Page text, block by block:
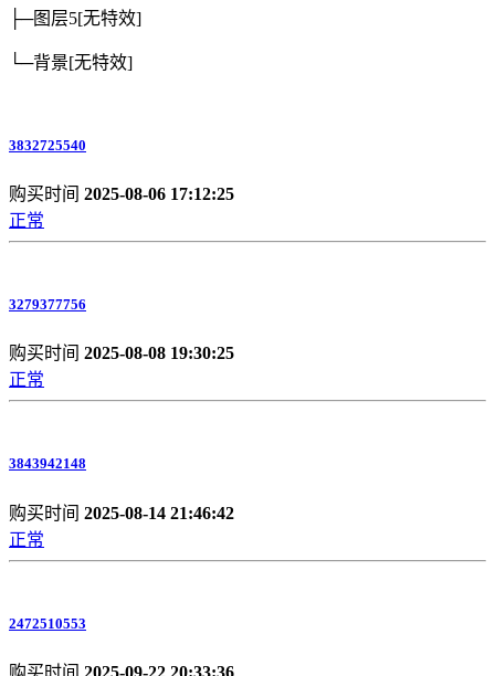
├─图层5[无特效]
└─背景[无特效]
3832725540
购买时间 2025-08-06 17:12:25
正常
3279377756
购买时间 2025-08-08 19:30:25
正常
3843942148
购买时间 2025-08-14 21:46:42
正常
2472510553
购买时间 2025-09-22 20:33:36